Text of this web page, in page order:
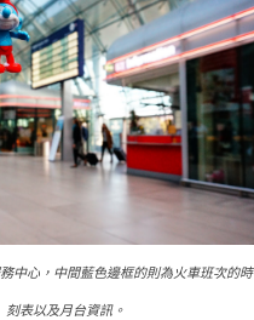
中心，中間藍色邊框的則為火車班次的時
刻表以及月台資訊。